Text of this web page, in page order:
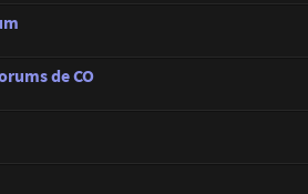
de CO